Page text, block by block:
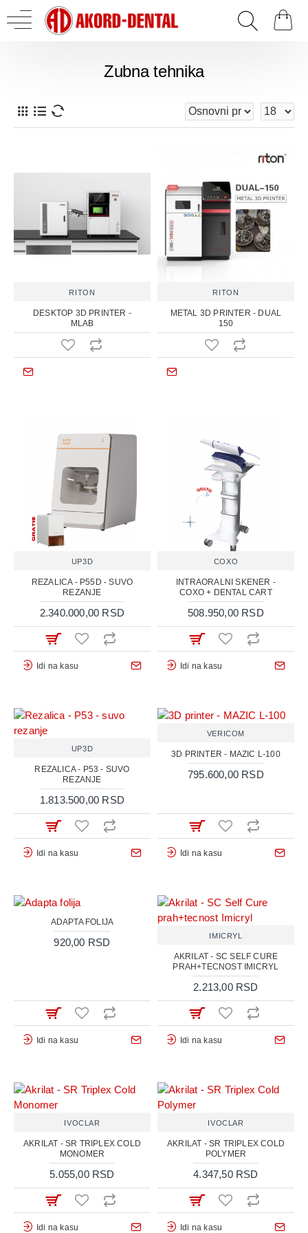
Zubna tehnika
RITON
DESKTOP 3D PRINTER -
MLAB
RITON
METAL 3D PRINTER - DUAL
150
UP3D
REZALICA - P55D - SUVO
REZANJE
2.340.000,00 RSD
Idi na kasu
COXO
INTRAORALNI SKENER -
COXO + DENTAL CART
508.950,00 RSD
Idi na kasu
UP3D
REZALICA - P53 - SUVO
REZANJE
1.813.500,00 RSD
Idi na kasu
VERICOM
3D PRINTER - MAZIC L-100
795.600,00 RSD
Idi na kasu
ADAPTA FOLIJA
920,00 RSD
Idi na kasu
IMICRYL
AKRILAT - SC SELF CURE
PRAH+TECNOST IMICRYL
2.213,00 RSD
Idi na kasu
IVOCLAR
AKRILAT - SR TRIPLEX COLD
MONOMER
5.055,00 RSD
Idi na kasu
IVOCLAR
AKRILAT - SR TRIPLEX COLD
POLYMER
4.347,50 RSD
Idi na kasu